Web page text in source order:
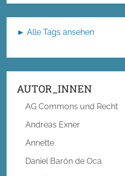
► Alle Tags ansehen
AUTOR_INNEN
AG Commons und Recht
Andreas Exner
Annette
Daniel Barón de Oca